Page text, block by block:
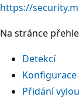
https://
Na stránce
Detekcí
Konfigurace
Přidání